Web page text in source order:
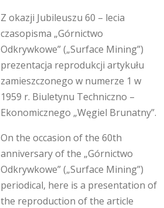
Z okazji Jubileuszu 60 – lecia
czasopisma „Górnictwo
Odkrywkowe” („Surface Mining”)
prezentacja reprodukcji artykułu
zamieszczonego w numerze 1 w
1959 r. Biuletynu Techniczno –
Ekonomicznego „Węgiel Brunatny”.
On the occasion of the 60th
anniversary of the „Górnictwo
Odkrywkowe” („Surface Mining”)
periodical, here is a presentation of
the reproduction of the article